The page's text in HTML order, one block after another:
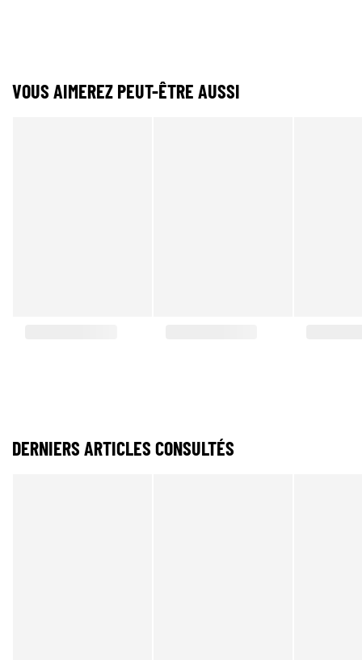
VOUS AIMEREZ PEUT-ÊTRE AUSSI
DERNIERS ARTICLES CONSULTÉS